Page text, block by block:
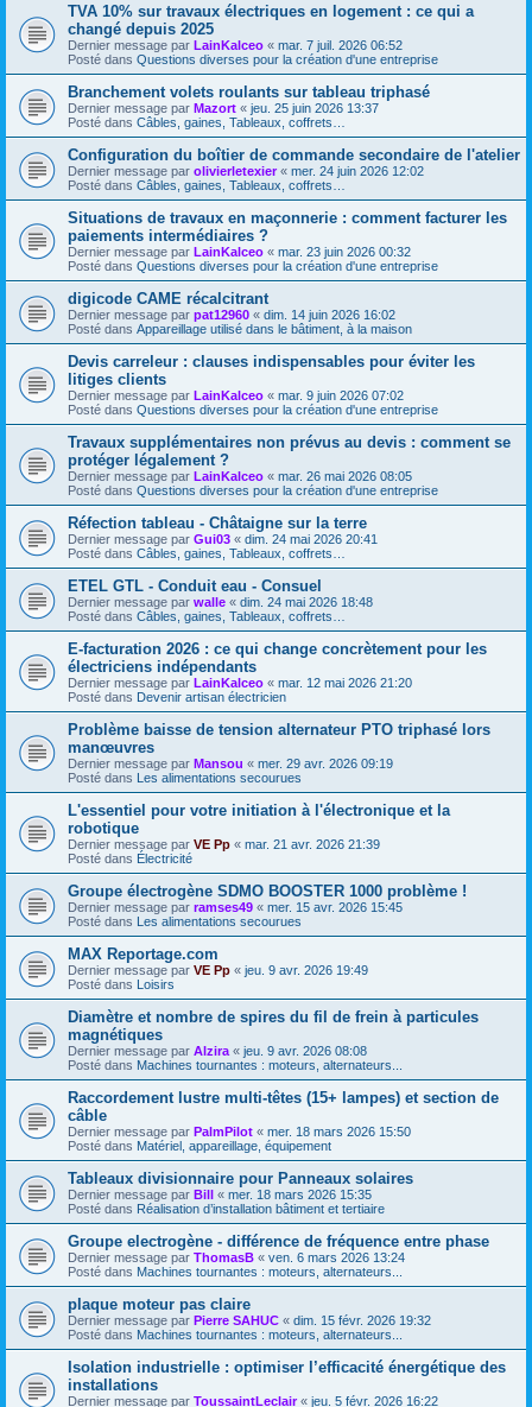
TVA 10% sur travaux électriques en logement : ce qui a
changé depuis 2025
Dernier message par LainKalceo « mar. 7 juil. 2026 06:52
Posté dans Questions diverses pour la création d'une entreprise
Branchement volets roulants sur tableau triphasé
Dernier message par Mazort « jeu. 25 juin 2026 13:37
Posté dans Câbles, gaines, Tableaux, coffrets…
Configuration du boîtier de commande secondaire de l'atelier
Dernier message par olivierletexier« mer. 24 juin 2026 12:02
Posté dans Câbles, gaines, Tableaux, coffrets…
Situations de travaux en maçonnerie : comment facturer les
paiements intermédiaires ?
Dernier message par LainKalceo « mar. 23 juin 2026 00:32
Posté dans Questions diverses pour la création d'une entreprise
digicode CAME récalcitrant
Dernier message par pat12960 « dim. 14 juin 2026 16:02
Posté dans Appareillage utilisé dans le bâtiment, à la maison
Devis carreleur : clauses indispensables pour éviter les
litiges clients
Dernier message par LainKalceo « mar. 9 juin 2026 07:02
Posté dans Questions diverses pour la création d'une entreprise
Travaux supplémentaires non prévus au devis : comment se
protéger légalement ?
Dernier message par LainKalceo « mar. 26 mai 2026 08:05
Posté dans Questions diverses pour la création d'une entreprise
Réfection tableau - Châtaigne sur la terre
Dernier message par Gui03 « dim. 24 mai 2026 20:41
Posté dans Câbles, gaines, Tableaux, coffrets…
ETEL GTL - Conduit eau - Consuel
Dernier message par walle « dim. 24 mai 2026 18:48
Posté dans Câbles, gaines, Tableaux, coffrets…
E-facturation 2026 : ce qui change concrètement pour les
électriciens indépendants
Dernier message par LainKalceo « mar. 12 mai 2026 21:20
Posté dans Devenir artisan électricien
Problème baisse de tension alternateur PTO triphasé lors
manœuvres
Dernier message par Mansou « mer. 29 avr. 2026 09:19
Posté dans Les alimentations secourues
L'essentiel pour votre initiation à l'électronique et la
robotique
Dernier message par VE Pp « mar. 21 avr. 2026 21:39
Posté dans Électricité
Groupe électrogène SDMO BOOSTER 1000 problème !
Dernier message par ramses49 « mer. 15 avr. 2026 15:45
Posté dans Les alimentations secourues
MAX Reportage.com
Dernier message par VE Pp « jeu. 9 avr. 2026 19:49
Posté dans Loisirs
Diamètre et nombre de spires du fil de frein à particules
magnétiques
Dernier message par Alzira « jeu. 9 avr. 2026 08:08
Posté dans Machines tournantes : moteurs, alternateurs...
Raccordement lustre multi-têtes (15+ lampes) et section de
câble
Dernier message par PalmPilot « mer. 18 mars 2026 15:50
Posté dans Matériel, appareillage, équipement
Tableaux divisionnaire pour Panneaux solaires
Dernier message par Bill « mer. 18 mars 2026 15:35
Posté dans Réalisation d’installation bâtiment et tertiaire
Groupe electrogène - différence de fréquence entre phase
Dernier message par ThomasB « ven. 6 mars 2026 13:24
Posté dans Machines tournantes : moteurs, alternateurs...
plaque moteur pas claire
Dernier message par Pierre SAHUC « dim. 15 févr. 2026 19:32
Posté dans Machines tournantes : moteurs, alternateurs...
Isolation industrielle : optimiser l’efficacité énergétique des
installations
Dernier message par ToussaintLeclair« jeu. 5 févr. 2026 16:22